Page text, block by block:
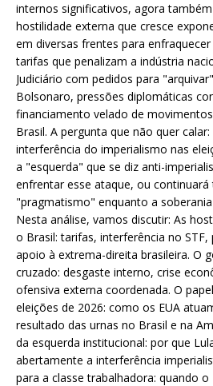
internos significativos, agora
hostilidade externa que cresce
em diversas frentes para
tarifas que penalizam a indústria
Judiciário com pedidos para
Bolsonaro, pressões diplomáticas
financiamento velado de
Brasil. A pergunta que não quer
interferência do imperialismo nas
a "esquerda" que se diz anti-
enfrentar esse ataque, ou
"pragmatismo" enquanto a
Nesta análise, vamos discutir: As
o Brasil: tarifas, interferência no
apoio à extrema-direita brasileira. O
cruzado: desgaste interno, crise
ofensiva externa coordenada. O
eleições de 2026: como os EUA
resultado das urnas no Brasil e na
da esquerda institucional: por que
abertamente a interferência
para a classe trabalhadora: quando o